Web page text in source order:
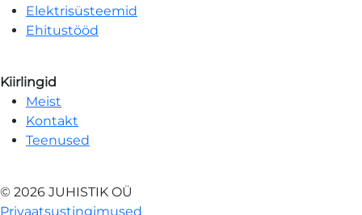
Elektrisüsteemid
Ehitustööd
Kiirlingid
Meist
Kontakt
Teenused
© 2026 JUHISTIK OÜ
Privaatsustingimused